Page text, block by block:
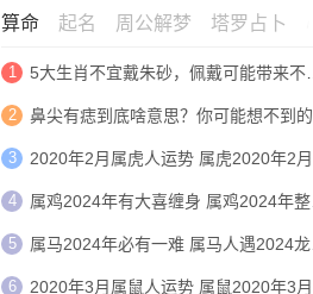
算命 起名 周公解梦 塔罗占卜
1 5大生肖不宜戴朱砂，佩戴可能带来不利影响
2 鼻尖有痣到底啥意思？你可能想不到的财运玄机
3 2020年2月属虎人运势 属虎2020年2月运程
4 属鸡2024年有大喜缠身 属鸡2024年整体运势
5 属马2024年必有一难 属马人遇2024龙年运气如何
6 2020年3月属鼠人运势 属鼠2020年3月运程